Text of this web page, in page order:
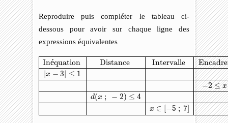
Reproduire puis compléter le tableau ci-
dessous pour avoir sur chaque ligne des
expressions équivalentes
Inéquation Distance Intervalle
|x − 3 ≤ 1
−2 ≤ x
d(x ; − 2) ≤ 4
x ∈ −5 ; 7
InéquationDistanceIntervalleEncadrement|x−3|≤1−2≤x≤